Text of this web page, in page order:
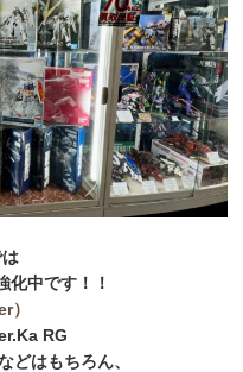
化中です！！
）
RG
どはもちろん、